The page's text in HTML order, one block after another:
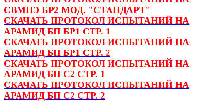
СВМПЭ БР2 МОД. "СТАНДАРТ"
СКАЧАТЬ ПРОТОКОЛ ИСПЫТАНИЙ НА
АРАМИД БП БР1 СТР. 1
СКАЧАТЬ ПРОТОКОЛ ИСПЫТАНИЙ НА
АРАМИД БП БР1 СТР. 2
СКАЧАТЬ ПРОТОКОЛ ИСПЫТАНИЙ НА
АРАМИД БП С2 СТР. 1
СКАЧАТЬ ПРОТОКОЛ ИСПЫТАНИЙ НА
АРАМИД БП С2 СТР. 2